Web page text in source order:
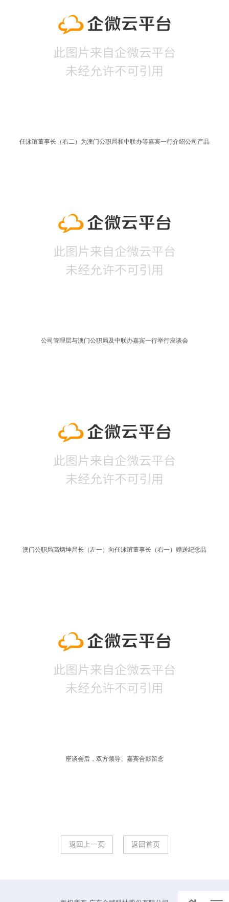
任泳谊董事长（右二）为澳门公职局和中联办等嘉宾一行介绍公司产品
公司管理层与澳门公职局及中联办嘉宾一行举行座谈会
澳门公职局高炳坤局长（左一）向任泳谊董事长（右一）赠送纪念品
座谈会后，双方领导、嘉宾合影留念
返回上一页 返回首页